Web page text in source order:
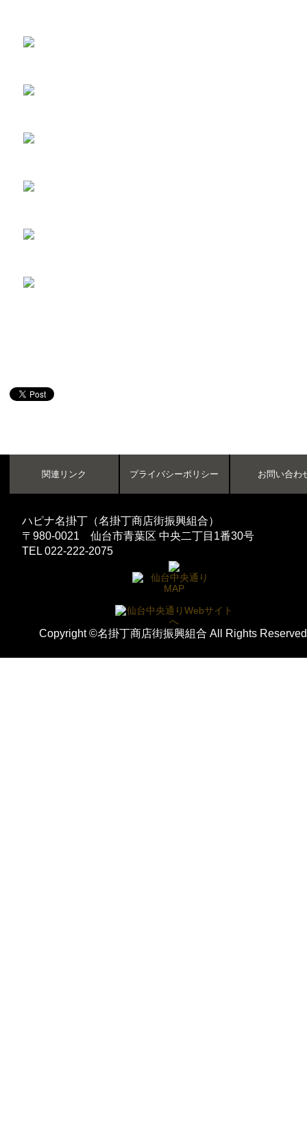
関連リンク プライバシーポリシー お問い合わ
ハピナ名掛丁（名掛丁商店街振興組合）
〒980-0021 仙台市青葉区 中央二丁目1番30号
TEL 022-222-2075
Copyright ©名掛丁商店街振興組合 All Rights